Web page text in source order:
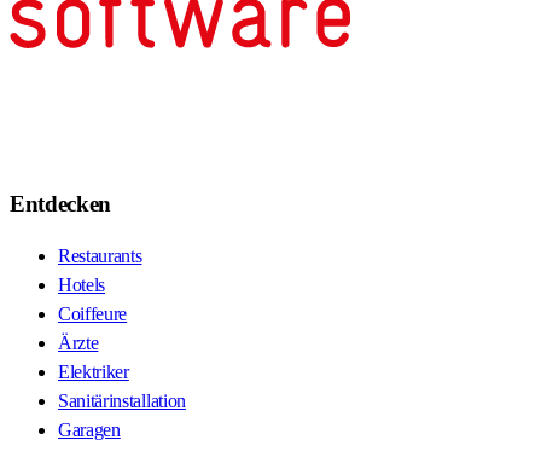
Entdecken
Restaurants
Hotels
Coiffeure
Ärzte
Elektriker
Sanitärinstallation
Garagen